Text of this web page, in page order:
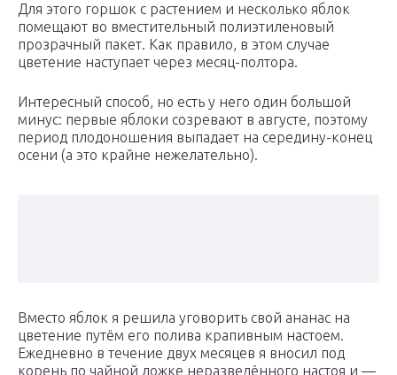
Для этого горшок с растением и несколько яблок
помещают во вместительный полиэтиленовый
прозрачный пакет. Как правило, в этом случае
цветение наступает через месяц-полтора.
Интересный способ, но есть у него один большой
минус: первые яблоки созревают в августе, поэтому
период плодоношения выпадает на середину-конец
осени (а это крайне нежелательно).
Вместо яблок я решила уговорить свой ананас на
цветение путём его полива крапивным настоем.
Ежедневно в течение двух месяцев я вносил под
корень по чайной ложке неразведённого настоя и —